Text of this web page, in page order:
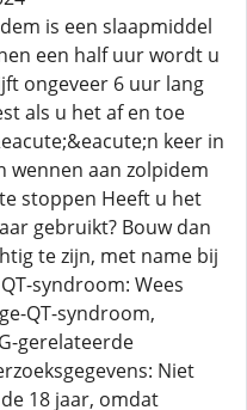
is een slaapmiddel
een half uur wordt u
ongeveer 6 uur lang
als u het af en toe
keer in
wennen aan zolpidem
stoppen Heeft u het
gebruikt? Bouw dan
te zijn, met name bij
syndroom: Wees
QT-syndroom,
gerelateerde
Niet
18 jaar, omdat